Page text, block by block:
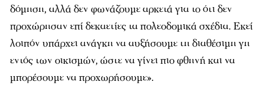
δόμηση, αλλά δεν φωνάζουμε αρκετά για το ότι δεν
προχώρησαν επί δεκαετίες τα πολεοδομικά σχέδια. Εκεί
λοιπόν υπάρχει ανάγκη να αυξήσουμε τη διαθέσιμη γη
εντός των οικισμών, ώστε να γίνει πιο φθηνή και να
μπορέσουμε να προχωρήσουμε».